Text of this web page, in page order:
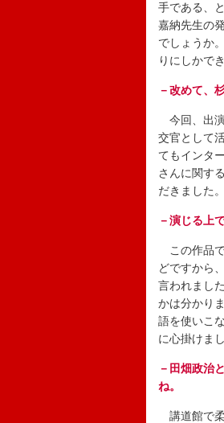
手である、
嘉納先生の
でしょうか
りにしかで
－改めて、
今回、出
交官として
てもインタ
さんに関す
だきました
－演じる上
この作品
どですから
言われまし
かは分かり
語を使いこ
に心掛けまし
－田畑政治
ね。
講道館で柔